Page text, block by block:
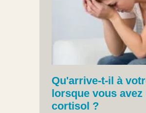
Qu'arrive-t-il à
lorsque vous
cortisol ?